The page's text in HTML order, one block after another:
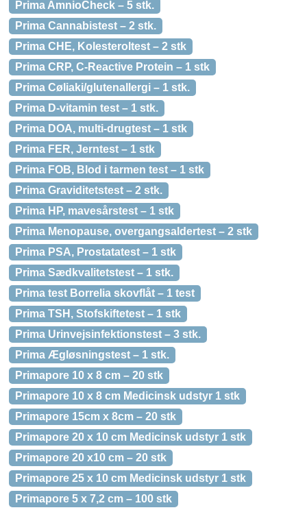
Prima AmnioCheck – 5 stk.
Prima Cannabistest – 2 stk.
Prima CHE, Kolesteroltest – 2 stk
Prima CRP, C-Reactive Protein – 1 stk
Prima Cøliaki/glutenallergi – 1 stk.
Prima D-vitamin test – 1 stk.
Prima DOA, multi-drugtest – 1 stk
Prima FER, Jerntest – 1 stk
Prima FOB, Blod i tarmen test – 1 stk
Prima Graviditetstest – 2 stk.
Prima HP, mavesårstest – 1 stk
Prima Menopause, overgangsaldertest – 2 stk
Prima PSA, Prostatatest – 1 stk
Prima Sædkvalitetstest – 1 stk.
Prima test Borrelia skovflåt – 1 test
Prima TSH, Stofskiftetest – 1 stk
Prima Urinvejsinfektionstest – 3 stk.
Prima Ægløsningstest – 1 stk.
Primapore 10 x 8 cm – 20 stk
Primapore 10 x 8 cm Medicinsk udstyr 1 stk
Primapore 15cm x 8cm – 20 stk
Primapore 20 x 10 cm Medicinsk udstyr 1 stk
Primapore 20 x10 cm – 20 stk
Primapore 25 x 10 cm Medicinsk udstyr 1 stk
Primapore 5 x 7,2 cm – 100 stk